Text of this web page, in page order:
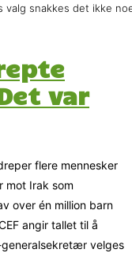
valg snakkes det ikke
var
flere mennesker
mot Irak som
over én million barn
angir tallet til å
velges